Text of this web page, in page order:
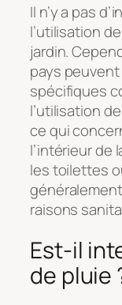
Il n’y a pas
l’utilisation
jardin.
pays
spécifiques
l’utilisation
ce qui
l’intérieur de
les toilettes
raisons
Est-il
de pluie